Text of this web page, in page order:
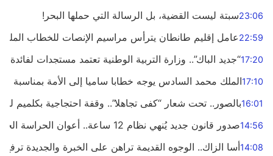
23:06سبتة ليست القضية، بل الرسالة التي حملها البحر!
22:59عامل إقليم طانطان يترأس مراسيم الإنصات للخطاب
17:20“جديد الباك”.. وزارة التربية الوطنية تعتمد مستجدات لفائدة
17:10الملك محمد السادس يوجه خطابا ساميا إلى الأمة بمناسبة الذكرى الـ27
16:01بالصور.. تحت شعار “كفى تجاهلا”.. وقفة احتجاجية بكلميم
14:56صدور قانون جديد يُنهي نظام 12 ساعة.. أعوان الحراسة الخاصة يستفيدون من المدة القانونية للشغل
14:08أسا الزاك.. الوجوه القديمة تراهن على الخبرة والجديدة ترفع